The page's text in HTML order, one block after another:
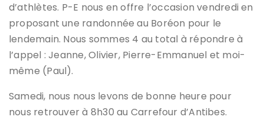
d’athlètes. P-E nous en offre l’occasion vendredi en
proposant une randonnée au Boréon pour le
lendemain. Nous sommes 4 au total à répondre à
l’appel : Jeanne, Olivier, Pierre-Emmanuel et moi-
même (Paul).
Samedi, nous nous levons de bonne heure pour
nous retrouver à 8h30 au Carrefour d’Antibes.